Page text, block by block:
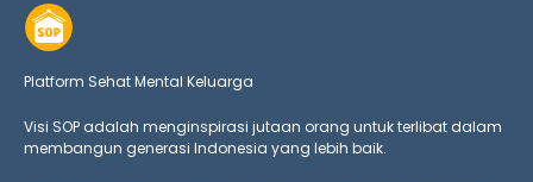
Platform Sehat Mental Keluarga
Visi SOP adalah menginspirasi jutaan orang untuk terlibat dalam
membangun generasi Indonesia yang lebih baik.